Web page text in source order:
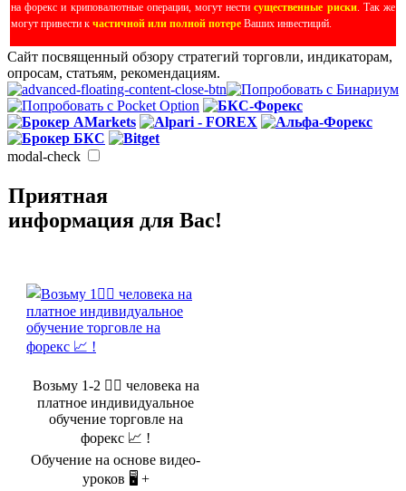
на форекс и криповалютные операции, могут нестисущественные риски. Так же
могут привести к частичной или полной потере Ваших инвестиций.
Сайт посвященный обзору стратегий торговли, индикаторам,
опросам, статьям, рекомендациям.
modal-check
Приятная
информация для Вас!
Возьму 1-2 🤵‍♂️ человека на
платное индивидуальное
обучение торговле на
форекс 📈 !
Обучение на основе видео-
уроков 🖥️ +